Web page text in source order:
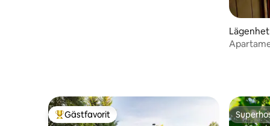
Lägenhet
Populär gästfavorit
Gästfavorit